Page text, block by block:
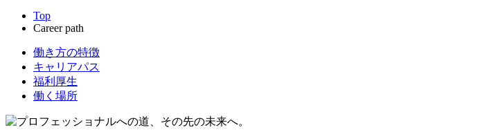
Top
Career path
働き方の特徴
キャリアパス
福利厚生
働く場所